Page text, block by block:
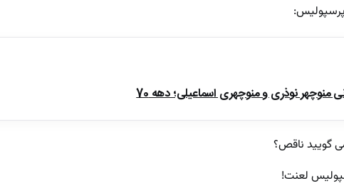
نوذری و منوچهری اسماعیلی؛ دهه 70
گویید ناقص؟
لعنت!